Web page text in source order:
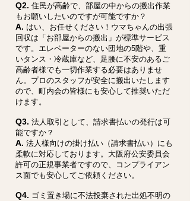
Q2. 住民が高齢で、部屋の中からの搬出作業
もお願いしたいのですが可能ですか？
A. はい、お任せください！ウマちゃんの出張
回収は「お部屋からの搬出」が標準サービス
です。エレベーターのない団地の5階や、重
いタンス・冷蔵庫など、足腰に不安のあるご
高齢者様でも一切作業する必要はありませ
ん。プロのスタッフが安全に搬出いたします
ので、町内会の皆様にも安心して推奨いただ
けます。
Q3. 法人取引として、請求書払いの発行は可
能ですか？
A. 法人様向けの掛け払い（請求書払い）にも
柔軟に対応しております。大阪府公安委員会
許可の正規事業者ですので、コンプライアン
ス面でも安心してご依頼ください。
Q4. ゴミ置き場に不法投棄された出処不明の